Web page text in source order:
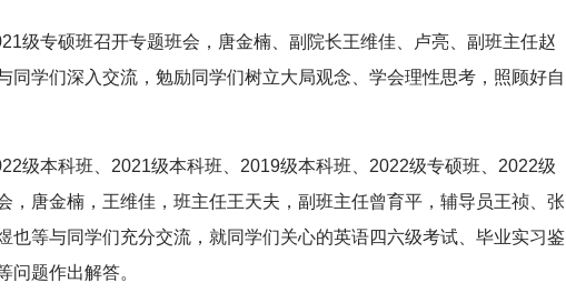
级专硕班召开专题班会，唐金楠、副院长王维佳、卢亮、副班主任赵
同学们深入交流，勉励同学们树立大局观念、学会理性思考，照顾好自
级本科班、2021级本科班、2019级本科班、2022级专硕班、2022级
，唐金楠，王维佳，班主任王天夫，副班主任曾育平，辅导员王祯、张
也等与同学们充分交流，就同学们关心的英语四六级考试、毕业实习鉴
问题作出解答。